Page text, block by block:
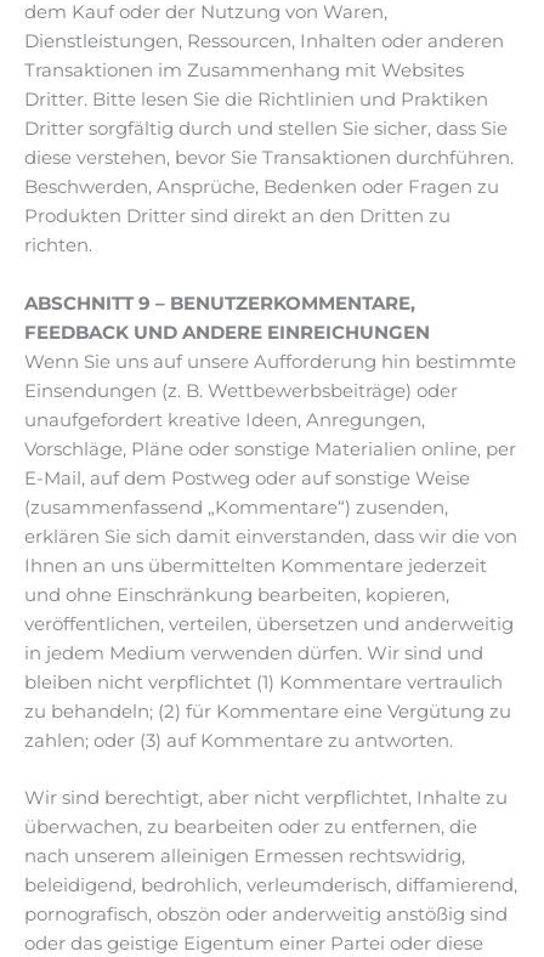
dem Kauf oder der Nutzung von Waren,
Dienstleistungen, Ressourcen, Inhalten oder anderen
Transaktionen im Zusammenhang mit Websites
Dritter. Bitte lesen Sie die Richtlinien und Praktiken
Dritter sorgfältig durch und stellen Sie sicher, dass Sie
diese verstehen, bevor Sie Transaktionen durchführen.
Beschwerden, Ansprüche, Bedenken oder Fragen zu
Produkten Dritter sind direkt an den Dritten zu
richten.
ABSCHNITT 9 – BENUTZERKOMMENTARE,
FEEDBACK UND ANDERE EINREICHUNGEN
Wenn Sie uns auf unsere Aufforderung hin bestimmte
Einsendungen (z. B. Wettbewerbsbeiträge) oder
unaufgefordert kreative Ideen, Anregungen,
Vorschläge, Pläne oder sonstige Materialien online, per
E-Mail, auf dem Postweg oder auf sonstige Weise
(zusammenfassend „Kommentare“) zusenden,
erklären Sie sich damit einverstanden, dass wir die von
Ihnen an uns übermittelten Kommentare jederzeit
und ohne Einschränkung bearbeiten, kopieren,
veröffentlichen, verteilen, übersetzen und anderweitig
in jedem Medium verwenden dürfen. Wir sind und
bleiben nicht verpflichtet (1) Kommentare vertraulich
zu behandeln; (2) für Kommentare eine Vergütung zu
zahlen; oder (3) auf Kommentare zu antworten.
Wir sind berechtigt, aber nicht verpflichtet, Inhalte zu
überwachen, zu bearbeiten oder zu entfernen, die
nach unserem alleinigen Ermessen rechtswidrig,
beleidigend, bedrohlich, verleumderisch, diffamierend,
pornografisch, obszön oder anderweitig anstößig sind
oder das geistige Eigentum einer Partei oder diese